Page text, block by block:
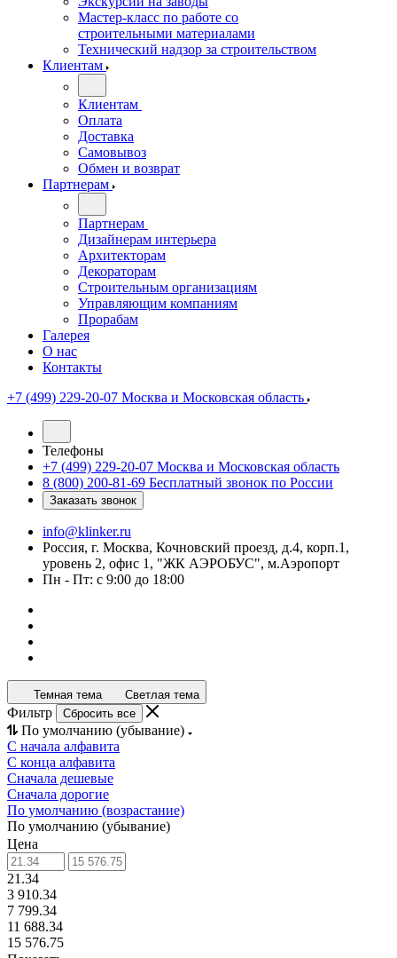
Мастер-класс по работе со
строительными материалами
Технический надзор за строительством
Клиентам
Клиентам
Оплата
Доставка
Самовывоз
Обмен и возврат
Партнерам
Партнерам
Дизайнерам интерьера
Архитекторам
Декораторам
Строительным организациям
Управляющим компаниям
Прорабам
Галерея
О нас
Контакты
+7 (499) 229-20-07 Москва и Московская область
Телефоны
+7 (499) 229-20-07 Москва и Московская область
8 (800) 200-81-69 Бесплатный звонок по России
Заказать звонок
info@klinker.ru
Россия, г. Москва, Кочновский проезд, д.4, корп.1,
уровень 2, офис 1, "ЖК АЭРОБУС", м.Аэропорт
Пн - Пт: с 9:00 до 18:00
Темная тема Светлая тема
Фильтр Сбросить все
По умолчанию (убывание)
С начала алфавита
С конца алфавита
Сначала дешевые
Сначала дорогие
По умолчанию (возрастание)
По умолчанию (убывание)
Цена
21.34
3 910.34
7 799.34
11 688.34
15 576.75